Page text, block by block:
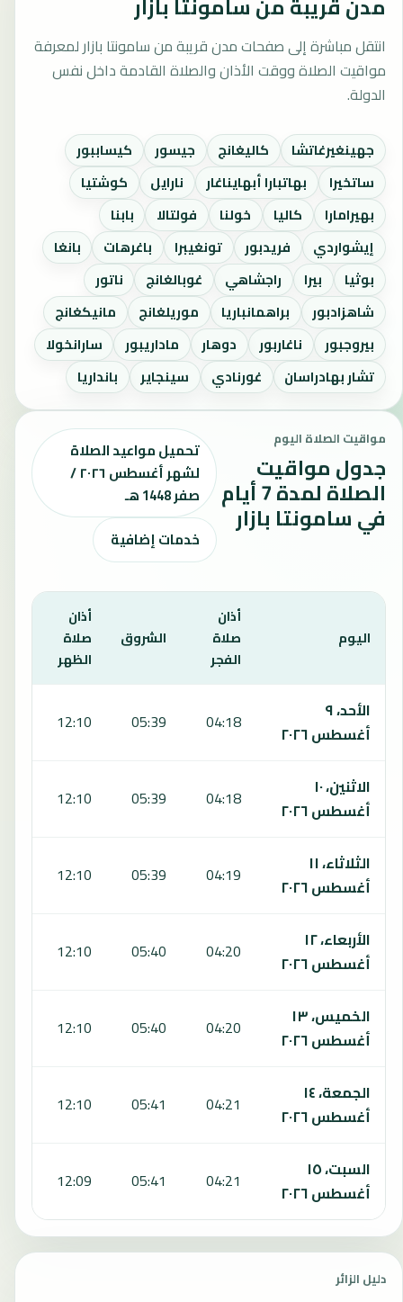
انتقل مباشرة إلى صفحات مدن قريبة من سامونتا بازار لمعرفة
مواقيت الصلاة ووقت الأذان والصلاة القادمة داخل نفس
الدولة.
جهينغيرغاتشا كاليغانج جيسور
كيساببور
ساتخيرا
بهاتبارا أبهايناغار نارايل
كوشتيا
بهيرامارا
كاليا خولنا فولتالا
بابنا
إيشواردي
فريدبور تونغيبرا باغرهات
بانغا
بوثيا
بيرا راجشاهي غوبالغانج
ناتور
شاهزادبور
براهمانباريا موريلغانج
مانيكغانج
بيروجبور
ناغاربور دوهار ماداريبور
سارانخولا
تشار بهادراسان
غورنادي سينجاير بانداريا
مواقيت الصلاة اليوم
جدول مواقيت
الصلاة لمدة 7 أيام
في سامونتا بازار
تحميل مواعيد الصلاة
لشهر أغسطس ٢٠٢٦ /
صفر 1448 هـ
خدمات إضافية
اليوم
أذان
صلاة
الفجر
الشروق
أذان
صلاة
الظهر
الأحد، ٩
أغسطس ٢٠٢٦
04:18
05:39
12:10
الاثنين، ١٠
أغسطس ٢٠٢٦
04:18
05:39
12:10
الثلاثاء، ١١
أغسطس ٢٠٢٦
04:19
05:39
12:10
الأربعاء، ١٢
أغسطس ٢٠٢٦
04:20
05:40
12:10
الخميس، ١٣
أغسطس ٢٠٢٦
04:20
05:40
12:10
الجمعة، ١٤
أغسطس ٢٠٢٦
04:21
05:41
12:10
السبت، ١٥
أغسطس ٢٠٢٦
04:21
05:41
12:09
دليل الزائر